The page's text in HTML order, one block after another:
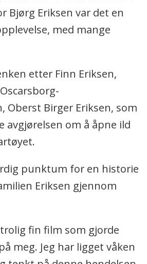
Bjørg Eriksen var det en
med mange
etter Finn Eriksen,
Oberst Birger Eriksen, som
avgjørelsen om å åpne ild
punktum for en historie
Eriksen gjennom
fin film som gjorde
meg. Jeg har ligget våken